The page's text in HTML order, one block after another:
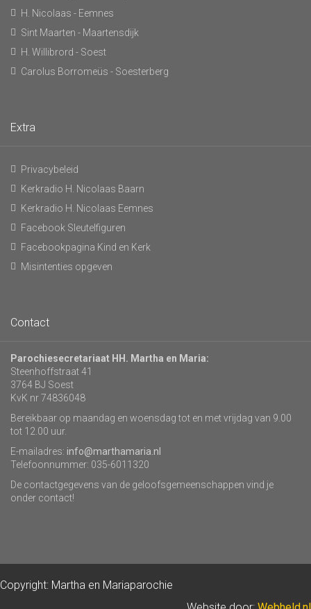
H. Nicolaas - Eemnes
Sint Maarten - Maartensdijk
H. Willibrord - Soest
Carolus Borromeüs - Soesterberg
Extra
Privacybeleid
Kerkradio H. Nicolaas Baarn
Kerkradio H. Nicolaas Eemnes
Facebook Sleutelfiguren
Facebookpagina Kind en Kerk
Misintenties opgeven
Contact
Parochiesecretariaat HH. Martha en Maria:
Steenhoffstraat 41
3764 BJ Soest
KvK nr 74836048
Bereikbaar op maandag en woensdag tot en met vrijdag van 9.00
tot 12.00 uur.
E-mailadres: info@marthamaria.nl
Telefoonnummer: 035-6011320
De contactgegevens van de geloofsgemeenschappen vind je
onder contact!
Copyright: Martha en Mariaparochie